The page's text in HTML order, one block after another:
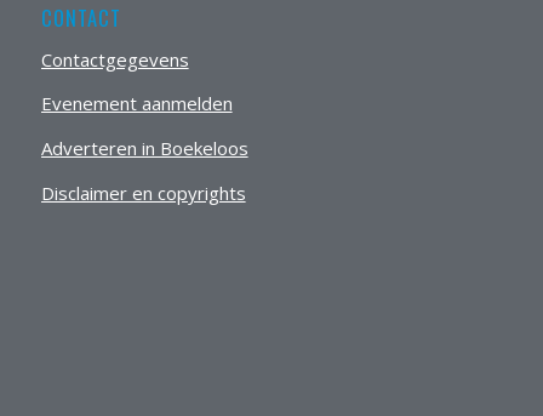
CONTACT
Contactgegevens
Evenement aanmelden
Adverteren in Boekeloos
Disclaimer en copyrights